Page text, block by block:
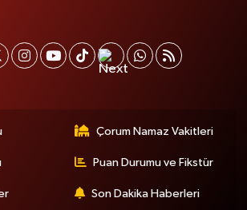
Çorum Namaz Vakitleri
Puan Durumu ve Fikstür
Son Dakika Haberleri